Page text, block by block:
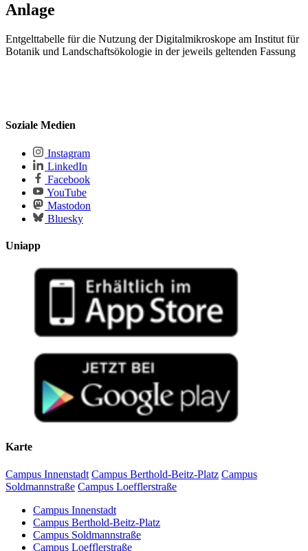
Anlage
Entgelttabelle für die Nutzung der Digitalmikroskope am Institut für
Botanik und Landschaftsökologie in der jeweils geltenden Fassung
Soziale Medien
Instagram
LinkedIn
Facebook
YouTube
Mastodon
Bluesky
Uniapp
Karte
Campus Innenstadt Campus Berthold-Beitz-Platz Campus
Soldmannstraße Campus Loefflerstraße
Campus Innenstadt
Campus Berthold-Beitz-Platz
Campus Soldmannstraße
Campus Loefflerstraße